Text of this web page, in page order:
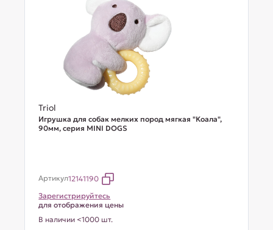
Triol
Игрушка для собак мелких пород мягкая "Коала",
90мм, серия MINI DOGS
Артикул12141190
Зарегистрируйтесь
для отображения цены
В наличии <1000 шт.